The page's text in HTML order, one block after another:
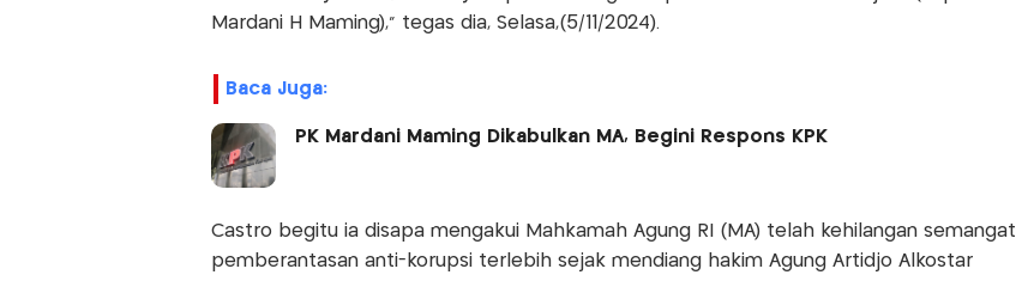
Mardani H Maming),” tegas dia, Selasa,(5/11/2024).
Baca Juga:
PK Mardani Maming Dikabulkan MA, Begini Respons KPK
Castro begitu ia disapa mengakui Mahkamah Agung RI (MA) telah kehilangan semangat
pemberantasan anti-korupsi terlebih sejak mendiang hakim Agung Artidjo Alkostar